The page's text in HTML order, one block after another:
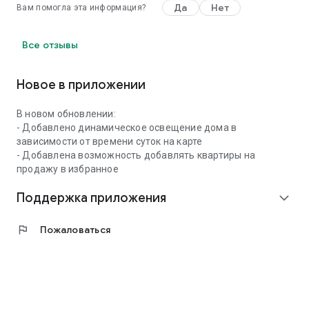
Вам помогла эта информация? Да Нет
Все отзывы
Новое в приложении
В новом обновлении:
- Добавлено динамическое освещение дома в
зависимости от времени суток на карте
- Добавлена возможность добавлять квартиры на
продажу в избранное
Поддержка приложения expand_more
flag Пожаловаться